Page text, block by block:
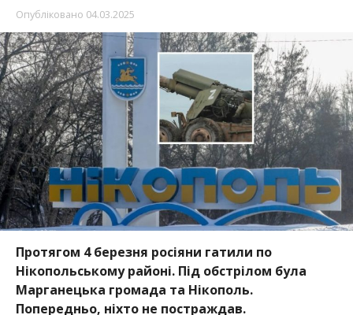
Опубліковано 04.03.2025
Протягом 4 березня росіяни гатили по
Нікопольському районі. Під обстрілом була
Марганецька громада та Нікополь.
Попередньо, ніхто не постраждав.